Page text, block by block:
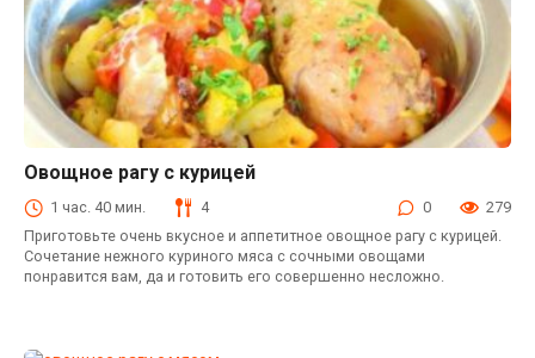
Блюда из курицы
Овощное рагу с курицей
1 час. 40 мин. 4 0
279
Приготовьте очень вкусное и аппетитное овощное рагу с курицей.
Сочетание нежного куриного мяса с сочными овощами
понравится вам, да и готовить его совершенно несложно.